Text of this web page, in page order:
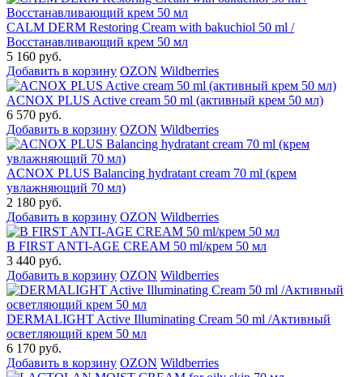
CALM DERM Restoring Cream with bakuchiol 50 ml /
Восстанавливающий крем 50 мл
5 160 руб.
Добавить в корзину OZON Wildberries
ACNOX PLUS Active cream 50 ml (активный крем 50 мл)
6 570 руб.
Добавить в корзину OZON Wildberries
ACNOX PLUS Balancing hydratant cream 70 ml (крем
увлажняющий 70 мл)
2 180 руб.
Добавить в корзину OZON Wildberries
B FIRST ANTI-AGE CREAM 50 ml/крем 50 мл
3 440 руб.
Добавить в корзину OZON Wildberries
DERMALIGHT Active Illuminating Cream 50 ml /Активный
осветляющий крем 50 мл
6 170 руб.
Добавить в корзину OZON Wildberries